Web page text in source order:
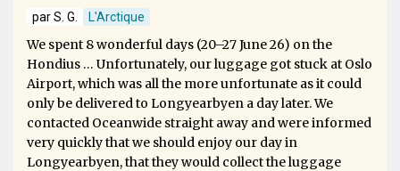
par S. G. L'Arctique
We spent 8 wonderful days (20–27 June 26) on the
Hondius … Unfortunately, our luggage got stuck at Oslo
Airport, which was all the more unfortunate as it could
only be delivered to Longyearbyen a day later. We
contacted Oceanwide straight away and were informed
very quickly that we should enjoy our day in
Longyearbyen, that they would collect the luggage